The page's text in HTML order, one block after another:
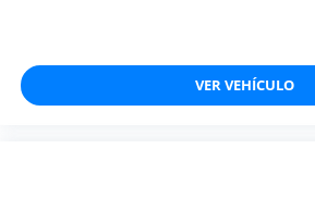
VER VEHÍCULO